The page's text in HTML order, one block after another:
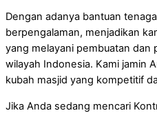
Dengan adanya bantuan
berpengalaman, menjadikan
yang melayani pembuatan dan
wilayah Indonesia. Kami jamin
kubah masjid yang kompetitif
Jika Anda sedang mencari